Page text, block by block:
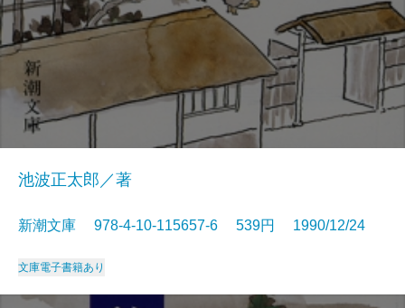
池波正太郎／著
新潮文庫 978-4-10-115657-6 539円 1990/12/24
文庫電子書籍あり